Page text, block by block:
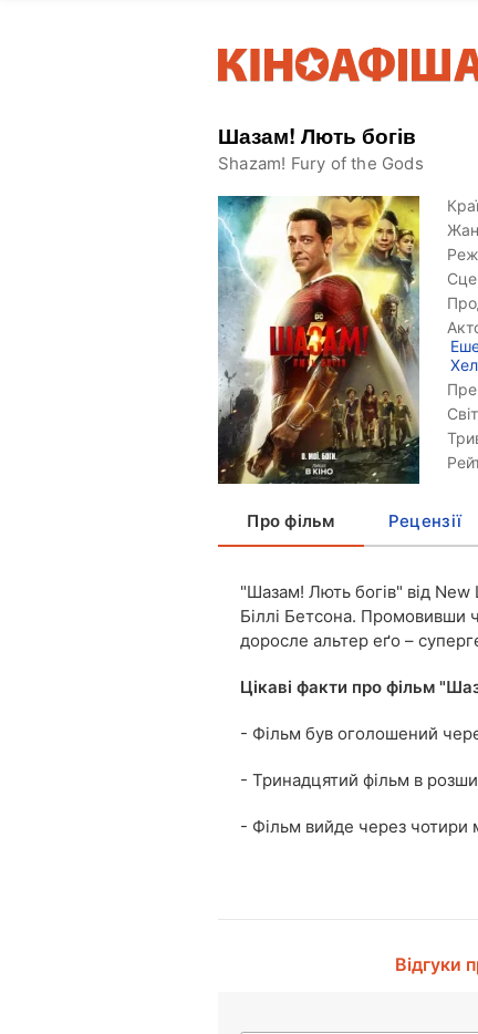
Шазам! Лють богів
Shazam! Fury of the Gods
Про фільм Рецензії
"Шазам! Лють богів" від New
Біллі Бетсона. Промовивши
доросле альтер еґо –
Цікаві факти про фільм
- Фільм був оголошений
- Тринадцятий фільм в
- Фільм вийде через чотири
Відгуки